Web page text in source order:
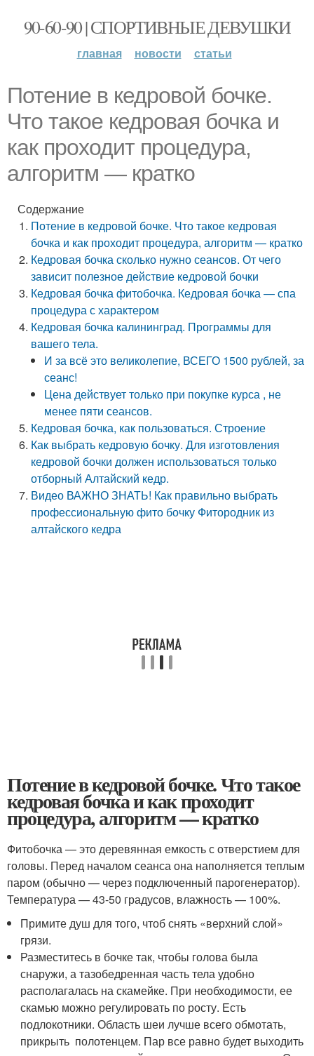
90-60-90 | СПОРТИВНЫЕ ДЕВУШКИ
главная новости статьи
Потение в кедровой бочке.
Что такое кедровая бочка и
как проходит процедура,
алгоритм — кратко
Содержание
Потение в кедровой бочке. Что такое кедровая
бочка и как проходит процедура, алгоритм — кратко
Кедровая бочка сколько нужно сеансов. От чего
зависит полезное действие кедровой бочки
Кедровая бочка фитобочка. Кедровая бочка — спа
процедура с характером
Кедровая бочка калининград. Программы для
вашего тела.
И за всё это великолепие, ВСЕГО 1500 рублей, за
сеанс!
Цена действует только при покупке курса , не
менее пяти сеансов.
Кедровая бочка, как пользоваться. Строение
Как выбрать кедровую бочку. Для изготовления
кедровой бочки должен использоваться только
отборный Алтайский кедр.
Видео ВАЖНО ЗНАТЬ! Как правильно выбрать
профессиональную фито бочку Фитородник из
алтайского кедра
Потение в кедровой бочке. Что такое
кедровая бочка и как проходит
процедура, алгоритм — кратко
Фитобочка — это деревянная емкость с отверстием для
головы. Перед началом сеанса она наполняется теплым
паром (обычно — через подключенный парогенератор).
Температура — 43-50 градусов, влажность — 100%.
Примите душ для того, чтоб снять «верхний слой»
грязи.
Разместитесь в бочке так, чтобы голова была
снаружи, а тазобедренная часть тела удобно
располагалась на скамейке. При необходимости, ее
скамью можно регулировать по росту. Есть
подлокотники. Область шеи лучше всего обмотать,
прикрыть полотенцем. Пар все равно будет выходить